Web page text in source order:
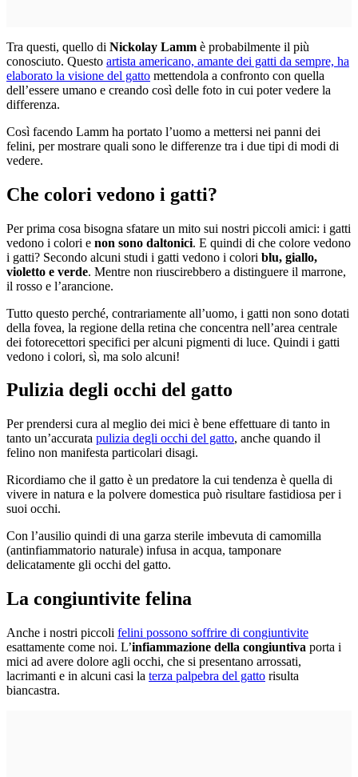
Tra questi, quello di Nickolay Lamm è probabilmente il più
conosciuto. Questo artista americano, amante dei gatti da sempre, ha
elaborato la visione del gatto mettendola a confronto con quella
dell’essere umano e creando così delle foto in cui poter vedere la
differenza.
Così facendo Lamm ha portato l’uomo a mettersi nei panni dei
felini, per mostrare quali sono le differenze tra i due tipi di modi di
vedere.
Che colori vedono i gatti?
Per prima cosa bisogna sfatare un mito sui nostri piccoli amici: i gatti
vedono i colori e non sono daltonici. E quindi di che colore vedono
i gatti? Secondo alcuni studi i gatti vedono i colori blu, giallo,
violetto e verde. Mentre non riuscirebbero a distinguere il marrone,
il rosso e l’arancione.
Tutto questo perché, contrariamente all’uomo, i gatti non sono dotati
della fovea, la regione della retina che concentra nell’area centrale
dei fotorecettori specifici per alcuni pigmenti di luce. Quindi i gatti
vedono i colori, sì, ma solo alcuni!
Pulizia degli occhi del gatto
Per prendersi cura al meglio dei mici è bene effettuare di tanto in
tanto un’accurata pulizia degli occhi del gatto, anche quando il
felino non manifesta particolari disagi.
Ricordiamo che il gatto è un predatore la cui tendenza è quella di
vivere in natura e la polvere domestica può risultare fastidiosa per i
suoi occhi.
Con l’ausilio quindi di una garza sterile imbevuta di camomilla
(antinfiammatorio naturale) infusa in acqua, tamponare
delicatamente gli occhi del gatto.
La congiuntivite felina
Anche i nostri piccoli felini possono soffrire di congiuntivite
esattamente come noi. L’infiammazione della congiuntiva porta i
mici ad avere dolore agli occhi, che si presentano arrossati,
lacrimanti e in alcuni casi la terza palpebra del gatto risulta
biancastra.